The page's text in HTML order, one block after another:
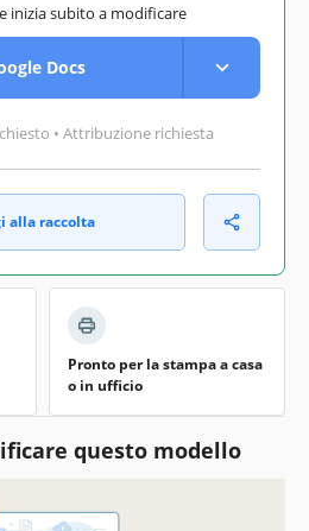
inizia subito a modificare
Docs
• Attribuzione richiesta
alla raccolta
Pronto per la stampa a casa
o in ufficio
questo modello